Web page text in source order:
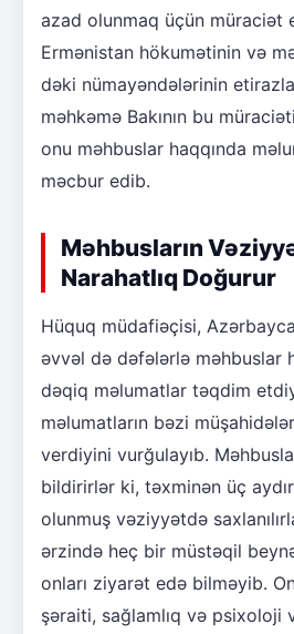
azad olunmaq üçün müraciət
Ermənistan hökumətinin və
dəki nümayəndələrinin
məhkəmə Bakının bu
onu məhbuslar haqqında
məcbur edib.
Məhbusların
Narahatlıq Doğurur
Hüquq müdafiəçisi,
əvvəl də dəfələrlə məhbuslar
dəqiq məlumatlar təqdim
məlumatların bəzi
verdiyini vurğulayıb.
bildirirlər ki, təxminən üç
olunmuş vəziyyətdə
ərzində heç bir müstəqil
onları ziyarət edə bilməyib.
şəraiti, sağlamlıq və psixoloji